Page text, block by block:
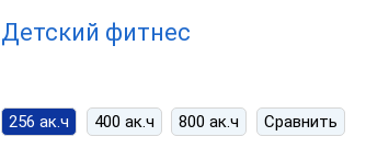
Детский фитнес
256 ак.ч 400 ак.ч 800 ак.ч Сравнить